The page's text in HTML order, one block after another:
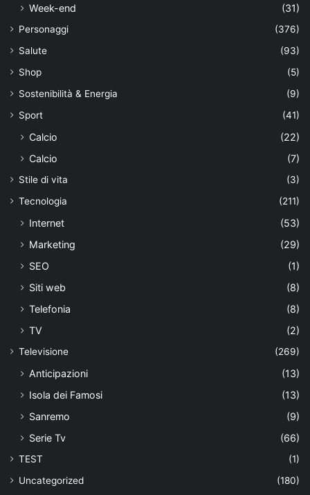
Week-end
(31)
Personaggi
(376)
Salute
(93)
Shop
(5)
Sostenibilità & Energia
(9)
Sport
(41)
Calcio
(22)
Calcio
(7)
Stile di vita
(3)
Tecnologia
(211)
Internet
(53)
Marketing
(29)
SEO
(1)
Siti web
(8)
Telefonia
(8)
TV
(2)
Televisione (269)
Anticipazioni
(13)
Isola dei Famosi
(13)
Sanremo
(9)
Serie Tv
(66)
TEST
(1)
Uncategorized
(180)